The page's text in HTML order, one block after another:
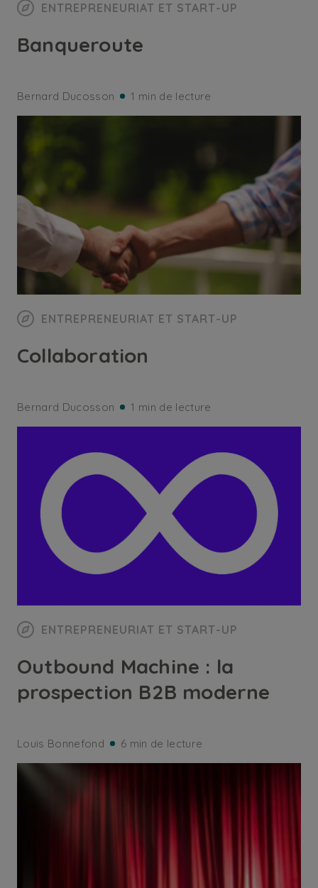
ENTREPRENEURIAT ET START-UP
Banqueroute
Bernard Ducosson 1 min de lecture
ENTREPRENEURIAT ET START-UP
Collaboration
Bernard Ducosson 1 min de lecture
ENTREPRENEURIAT ET START-UP
Outbound Machine : la
prospection B2B moderne
Louis Bonnefond 6 min de lecture